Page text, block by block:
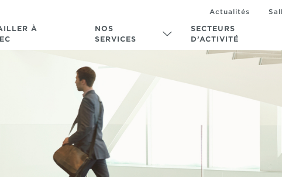
À
NOS
SERVICES
SECTEURS
D’ACTIVITÉ
Actualités